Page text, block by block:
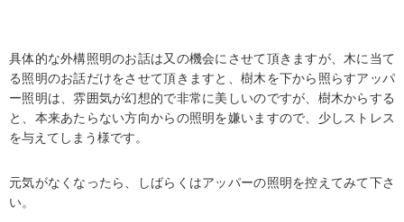
具体的な外構照明のお話は又の機会にさせて頂きますが、木に当て
る照明のお話だけをさせて頂きますと、樹木を下から照らすアッパ
ー照明は、雰囲気が幻想的で非常に美しいのですが、樹木からする
と、本来あたらない方向からの照明を嫌いますので、少しストレス
を与えてしまう様です。
元気がなくなったら、しばらくはアッパーの照明を控えてみて下さ
い。